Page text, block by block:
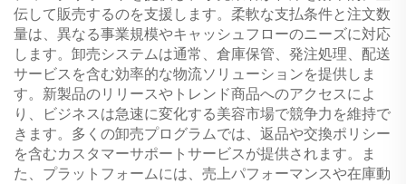
伝して販売するのを支援します。柔軟な支払条件と注文数
量は、異なる事業規模やキャッシュフローのニーズに対応
します。卸売システムは通常、倉庫保管、発注処理、配送
サービスを含む効率的な物流ソリューションを提供しま
す。新製品のリリースやトレンド商品へのアクセスによ
り、ビジネスは急速に変化する美容市場で競争力を維持で
きます。多くの卸売プログラムでは、返品や交換ポリシー
を含むカスタマーサポートサービスが提供されます。ま
た、プラットフォームには、売上パフォーマンスや在庫動